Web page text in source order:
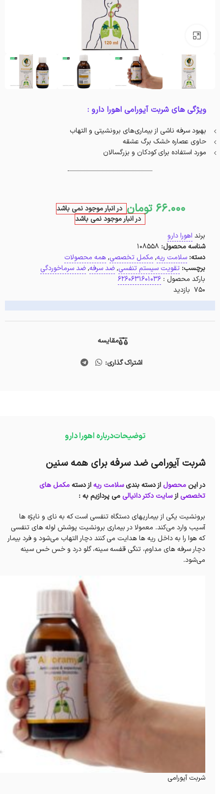
ویژگی های شربت آیورامی اهورا دارو :
بهبود سرفه ناشی از بیماری‌های برونشیتی و التهاب
حاوی عصاره خشک برگ عشقه
مورد استفاده برای کودکان و بزرگسالان
66.000 تومان در انبار موجود نمی باشد
در انبار موجود نمی باشد
برند اهورا دارو
شناسه محصول: 108558
دسته: سلامت ریه, مکمل تخصصی,همه محصولات
برچسب: تقویت سیستم تنفسی,ضد سرفه,ضد سرماخوردگی
بارکد محصول : 6260631601036
750 بازدید
مقایسه
اشتراک گذاری:
توضیحاتدرباره اهورا دارو
شربت آیورامی ضد سرفه برای همه سنین
در این محصول از دسته بندیسلامت ریهاز دستهمکمل های
تخصصیازسایت دکتر دانیالیمی پردازیم به :
برونشیت یکی از بیماریهای دستگاه تنفسی است که به نای و نایژه ها
آسیب وارد می‌کند. معمولا در بیماری برونشیت پوشش لوله های تنفسی
که هوا را به داخل ریه ها هدایت می کنند دچار التهاب می‌شود و فرد بیمار
دچار سرفه های مداوم، تنگی قفسه سینه، گلو درد و خس خس سینه
می‌شود.
شربت آیورامی